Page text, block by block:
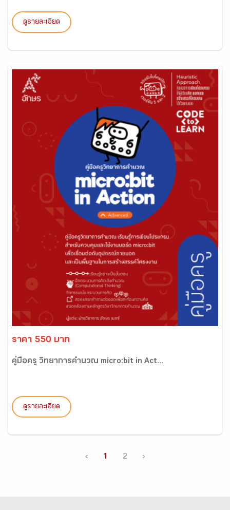
ดูรายละเอียด
ราคา 550 บาท
คู่มือครู วิทยาการคำนวณ micro:bit in Act...
ดูรายละเอียด
‹ 1 2 ›